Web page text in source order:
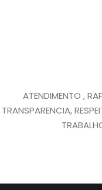
ATENDIMENTO ,
TRANSPARENCIA,